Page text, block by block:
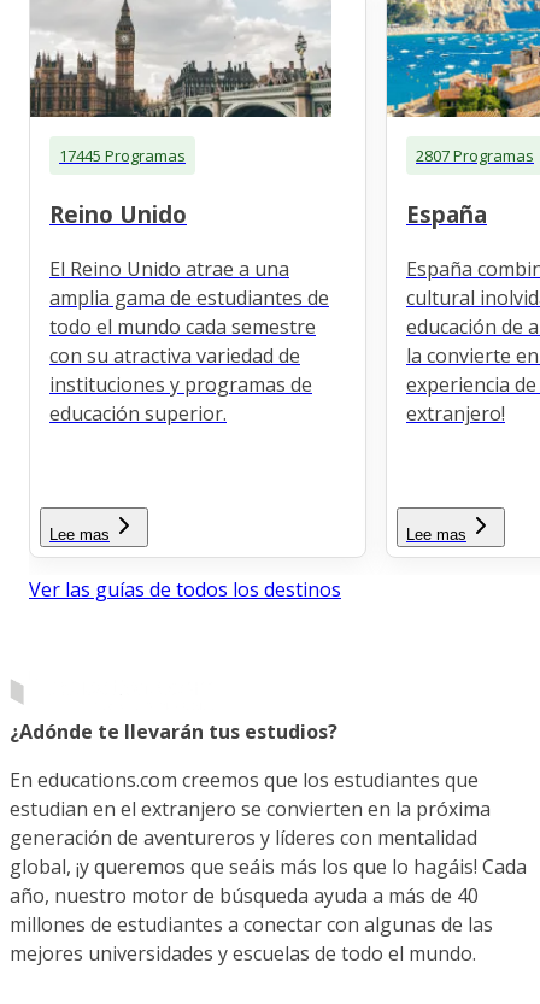
17445 Programas
Reino Unido
El Reino Unido atrae a una
amplia gama de estudiantes de
todo el mundo cada semestre
con su atractiva variedad de
instituciones y programas de
educación superior.
Lee mas
2807 Programas
España
España
cultural
educación de
la convierte
experiencia
extranjero!
Lee mas
Ver las guías de todos los destinos
¿Adónde te llevarán tus estudios?
En educations.com creemos que los estudiantes que
estudian en el extranjero se convierten en la próxima
generación de aventureros y líderes con mentalidad
global, ¡y queremos que seáis más los que lo hagáis! Cada
año, nuestro motor de búsqueda ayuda a más de 40
millones de estudiantes a conectar con algunas de las
mejores universidades y escuelas de todo el mundo.